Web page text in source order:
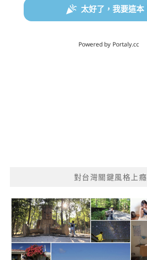
對台灣關鍵風格上癮